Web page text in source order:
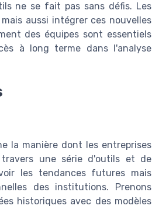
ne se fait pas sans défis. Les
aussi intégrer ces nouvelles
des équipes sont essentiels
à long terme dans l'analyse
la manière dont les entreprises
une série d'outils et de
les tendances futures mais
des institutions. Prenons
historiques avec des modèles